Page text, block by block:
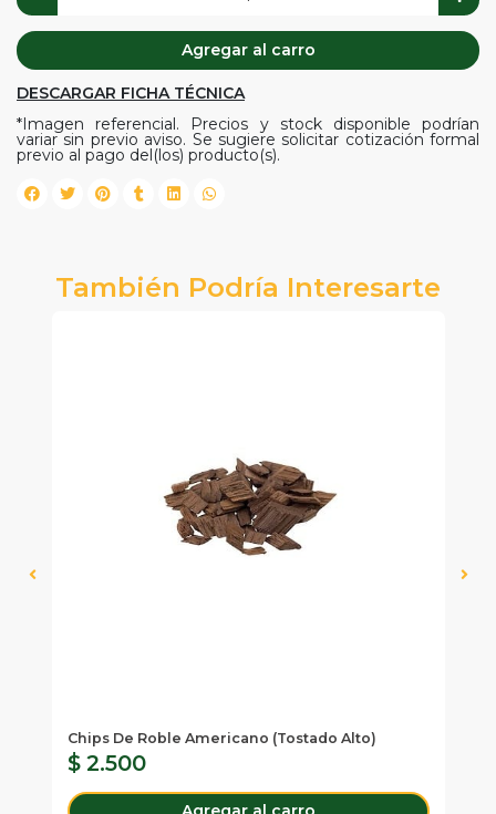
Agregar al carro
DESCARGAR FICHA TÉCNICA
*Imagen referencial. Precios y stock disponible podrían
variar sin previo aviso. Se sugiere solicitar cotización formal
previo al pago del(los) producto(s).
También Podría Interesarte
Chips De Roble Americano (tostado Alto)
$ 2.500